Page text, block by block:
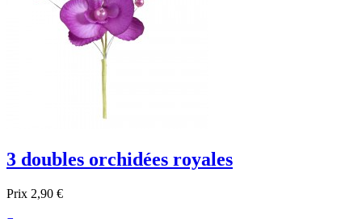
3 doubles orchidées royales
Prix 2,90 €